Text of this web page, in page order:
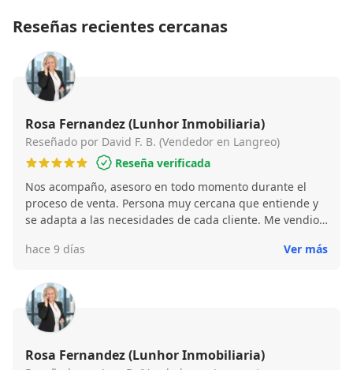
Reseñas recientes cercanas
Rosa Fernandez (Lunhor Inmobiliaria)
Reseñado por David F. B. (Vendedor en Langreo)
Reseña verificada
Nos acompaño, asesoro en todo momento durante el
proceso de venta. Persona muy cercana que entiende y
se adapta a las necesidades de cada cliente. Me vendio
como profesional como persona.
hace 9 días Ver más
Rosa Fernandez (Lunhor Inmobiliaria)